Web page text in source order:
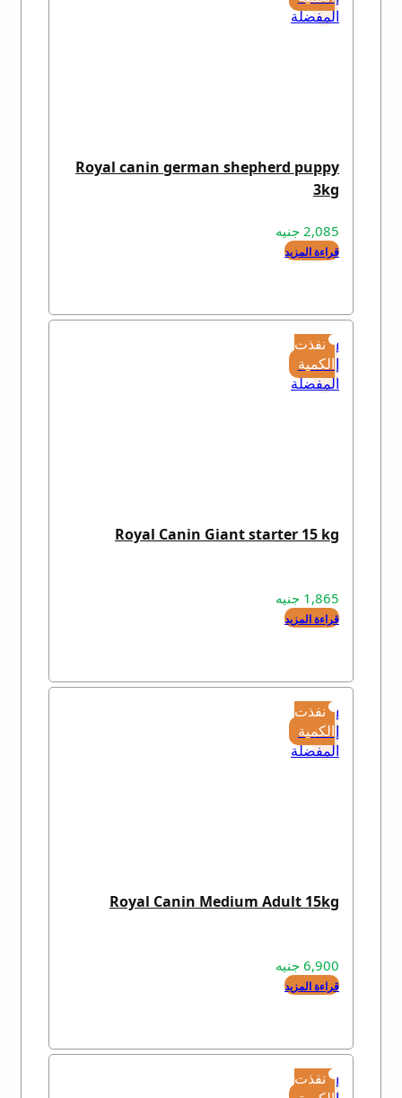
المفضلة
Royal canin german shepherd puppy
3kg
2,085 جنيه
قراءة المزيد
نفذت
الكمية
إضافة
إلى
المفضلة
Royal Canin Giant starter 15 kg
1,865 جنيه
قراءة المزيد
نفذت
الكمية
إضافة
إلى
المفضلة
Royal Canin Medium Adult 15kg
6,900 جنيه
قراءة المزيد
نفذت
إضافة